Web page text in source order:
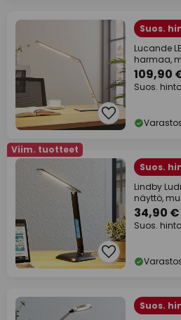
Suos.
Lucande
harmaa,
109,90
Suos. hinta
Viim. tuotteet
Suos.
Lindby
näyttö,
34,90 €
Suos. hinta
Suos.